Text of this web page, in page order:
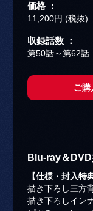
価格 ：
11,200円 (税抜)
収録話数 ：
第50話～第62話
ご購
Blu-ray＆
【仕様・封入特
描き下ろし三方
描き下ろしイン